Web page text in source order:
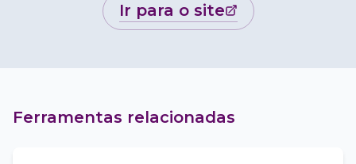
ir para o site
Ferramentas relacionadas